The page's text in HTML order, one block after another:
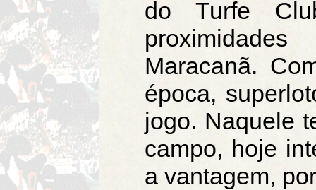
do Turfe
Maracanã.
época,
jogo. Naquele
campo, hoje
a vantagem,